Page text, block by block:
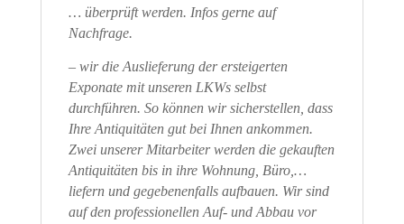
… überprüft werden. Infos gerne auf
Nachfrage.
– wir die Auslieferung der ersteigerten
Exponate mit unseren LKWs selbst
durchführen. So können wir sicherstellen, dass
Ihre Antiquitäten gut bei Ihnen ankommen.
Zwei unserer Mitarbeiter werden die gekauften
Antiquitäten bis in ihre Wohnung, Büro,…
liefern und gegebenenfalls aufbauen. Wir sind
auf den professionellen Auf- und Abbau vor